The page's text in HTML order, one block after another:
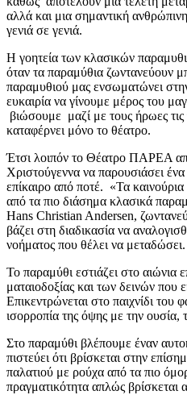
αλλά και μια σημαντική
γενιά σε γενιά.
Η γοητεία των κλασικών
όταν τα παραμύθια ζωντανεύουν
παραμυθιού μας ενσωματώνει
ευκαιρία να γίνουμε μέρος του
βιώσουμε μαζί με τους ήρωες τις
καταφέρνει μόνο το θέατρο.
Έτσι λοιπόν το Θέατρο ΠΑΡΕΑ
Χριστούγεννα να παρουσιάσει
επίκαιρο από ποτέ. «Τα
από τα πιο διάσημα κλασικά
Hans Christian Andersen,
βάζει στη διαδικασία να
νοήματος που θέλει να μεταδώσει.
Το παραμύθι εστιάζει στο αιώνια
ματαιοδοξίας και των δεινών που
Επικεντρώνεται στο παιχνίδι του
ισορροπία της όψης με την ουσία,
Στο παραμύθι βλέπουμε έναν
πιστεύει ότι βρίσκεται στην
παλατιού με ρούχα από τα πιο
πραγματικότητα απλώς